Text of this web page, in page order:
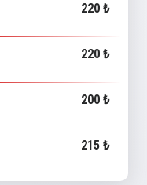
220 ₺
220 ₺
200 ₺
215 ₺